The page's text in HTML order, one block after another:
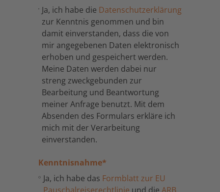
Ja, ich habe die Datenschutzerklärung
zur Kenntnis genommen und bin
damit einverstanden, dass die von
mir angegebenen Daten elektronisch
erhoben und gespeichert werden.
Meine Daten werden dabei nur
streng zweckgebunden zur
Bearbeitung und Beantwortung
meiner Anfrage benutzt. Mit dem
Absenden des Formulars erkläre ich
mich mit der Verarbeitung
einverstanden.
Kenntnisnahme*
Ja, ich habe das Formblatt zur EU